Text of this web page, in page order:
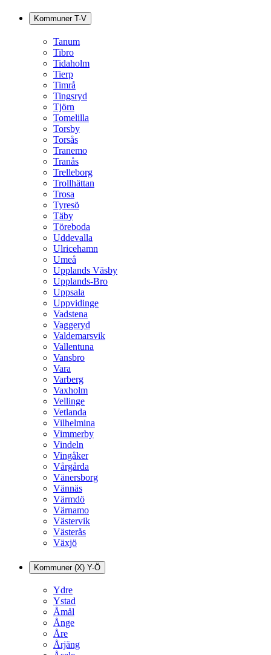
Kommuner T-V
Tanum
Tibro
Tidaholm
Tierp
Timrå
Tingsryd
Tjörn
Tomelilla
Torsby
Torsås
Tranemo
Tranås
Trelleborg
Trollhättan
Trosa
Tyresö
Täby
Töreboda
Uddevalla
Ulricehamn
Umeå
Upplands Väsby
Upplands-Bro
Uppsala
Uppvidinge
Vadstena
Vaggeryd
Valdemarsvik
Vallentuna
Vansbro
Vara
Varberg
Vaxholm
Vellinge
Vetlanda
Vilhelmina
Vimmerby
Vindeln
Vingåker
Vårgårda
Vänersborg
Vännäs
Värmdö
Värnamo
Västervik
Västerås
Växjö
Kommuner (X) Y-Ö
Ydre
Ystad
Åmål
Ånge
Åre
Årjäng